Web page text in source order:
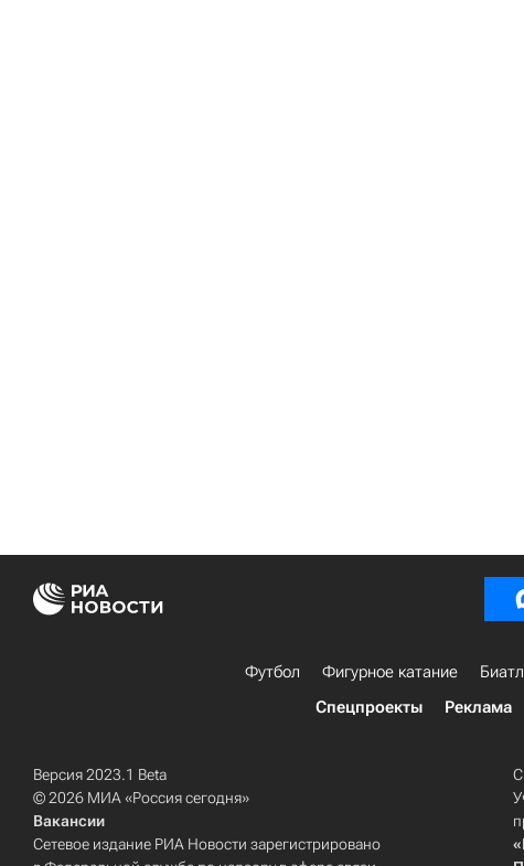
Футбол Фигурное катание
Спецпроекты
Реклама
Версия 2023.1 Beta
© 2026 МИА «Россия сегодня»
Вакансии
Сетевое издание РИА Новости зарегистрировано